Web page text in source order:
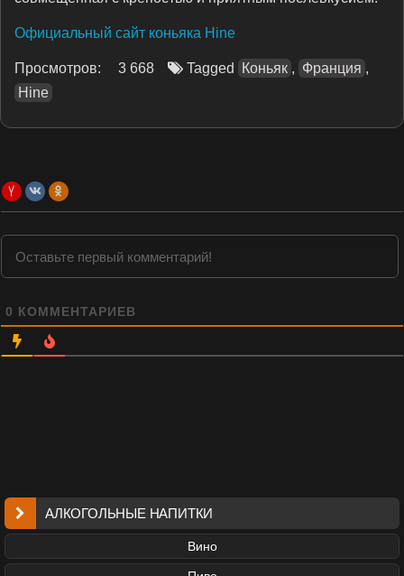
Официальный сайт коньяка Hine
Просмотров: 3 668 Tagged Коньяк , Франция ,
Hine
0 КОММЕНТАРИЕВ
АЛКОГОЛЬНЫЕ НАПИТКИ
Вино